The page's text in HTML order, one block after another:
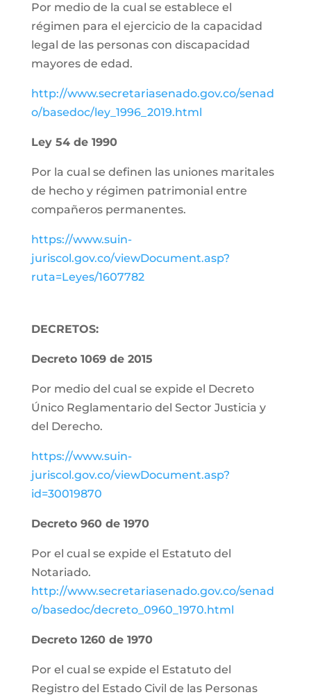
Por medio de la cual se establece el
régimen para el ejercicio de la capacidad
legal de las personas con discapacidad
mayores de edad.
http://www.secretariasenado.gov.co/senad
o/basedoc/ley_1996_2019.html
Ley 54 de 1990
Por la cual se definen las uniones maritales
de hecho y régimen patrimonial entre
compañeros permanentes.
https://www.suin-
juriscol.gov.co/viewDocument.asp?
ruta=Leyes/1607782
DECRETOS:
Decreto 1069 de 2015
Por medio del cual se expide el Decreto
Único Reglamentario del Sector Justicia y
del Derecho.
https://www.suin-
juriscol.gov.co/viewDocument.asp?
id=30019870
Decreto 960 de 1970
Por el cual se expide el Estatuto del
Notariado.
http://www.secretariasenado.gov.co/senad
o/basedoc/decreto_0960_1970.html
Decreto 1260 de 1970
Por el cual se expide el Estatuto del
Registro del Estado Civil de las Personas